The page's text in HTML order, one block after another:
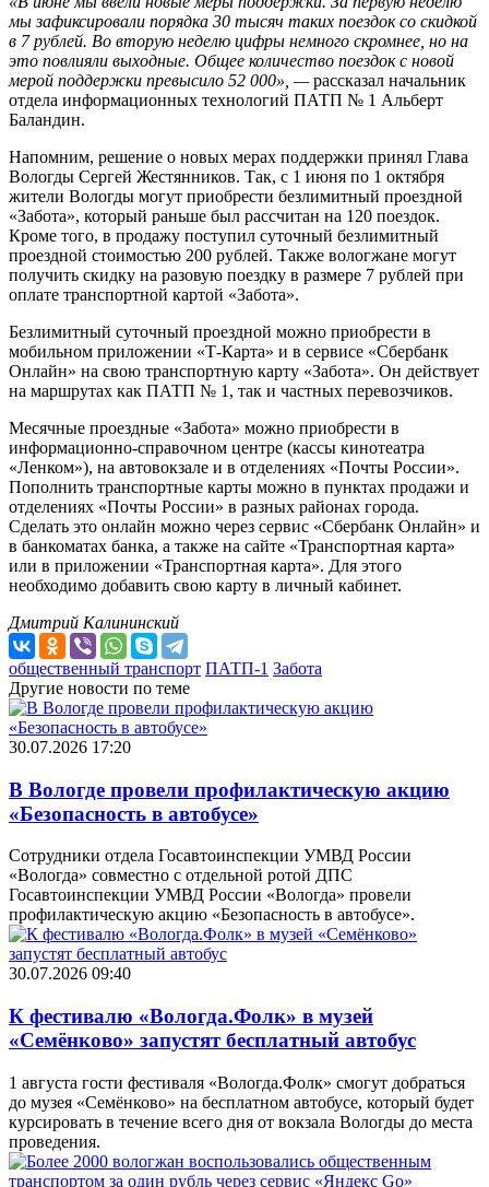
мы зафиксировали порядка 30 тысяч таких поездок со скидкой
в 7 рублей. Во вторую неделю цифры немного скромнее, но на
это повлияли выходные. Общее количество поездок с новой
мерой поддержки превысило 52 000», —рассказал начальник
отдела информационных технологий ПАТП № 1 Альберт
Баландин.
Напомним, решение о новых мерах поддержки принял Глава
Вологды Сергей Жестянников. Так, с 1 июня по 1 октября
жители Вологды могут приобрести безлимитный проездной
«Забота», который раньше был рассчитан на 120 поездок.
Кроме того, в продажу поступил суточный безлимитный
проездной стоимостью 200 рублей. Также вологжане могут
получить скидку на разовую поездку в размере 7 рублей при
оплате транспортной картой «Забота».
Безлимитный суточный проездной можно приобрести в
мобильном приложении «Т-Карта» и в сервисе «Сбербанк
Онлайн» на свою транспортную карту «Забота». Он действует
на маршрутах как ПАТП № 1, так и частных перевозчиков.
Месячные проездные «Забота» можно приобрести в
информационно-справочном центре (кассы кинотеатра
«Ленком»), на автовокзале и в отделениях «Почты России».
Пополнить транспортные карты можно в пунктах продажи и
отделениях «Почты России» в разных районах города.
Сделать это онлайн можно через сервис «Сбербанк Онлайн» и
в банкоматах банка, а также на сайте «Транспортная карта»
или в приложении «Транспортная карта». Для этого
необходимо добавить свою карту в личный кабинет.
Дмитрий Калининский
общественный транспорт ПАТП-1 Забота
Другие новости по теме
30.07.2026 17:20
В Вологде провели профилактическую акцию
«Безопасность в автобусе»
Сотрудники отдела Госавтоинспекции УМВД России
«Вологда» совместно с отдельной ротой ДПС
Госавтоинспекции УМВД России «Вологда» провели
профилактическую акцию «Безопасность в автобусе».
30.07.2026 09:40
К фестивалю «Вологда.Фолк» в музей
«Семёнково» запустят бесплатный автобус
1 августа гости фестиваля «Вологда.Фолк» смогут добраться
до музея «Семёнково» на бесплатном автобусе, который будет
курсировать в течение всего дня от вокзала Вологды до места
проведения.